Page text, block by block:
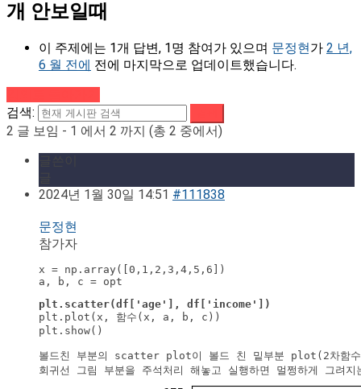
개 안보일때
이 주제에는 1개 답변, 1명 참여가 있으며 문정현가 2 년,
6 월 전에 전에 마지막으로 업데이트했습니다.
검색:
2 글 보임 - 1 에서 2 까지 (총 2 중에서)
2024년 1월 30일 14:51 #111838
문정현
참가자
x = np.array([0,1,2,3,4,5,6])
a, b, c = opt
plt.scatter(df['age'], df['income'])
plt.plot(x, 함수(x, a, b, c))
plt.show()
볼드친 부분의 scatter plot이 볼드 친 밑부분 plot(2차함수
회귀선 그림 부분을 주석처리 해놓고 실행하면 멀쩡하게 그려